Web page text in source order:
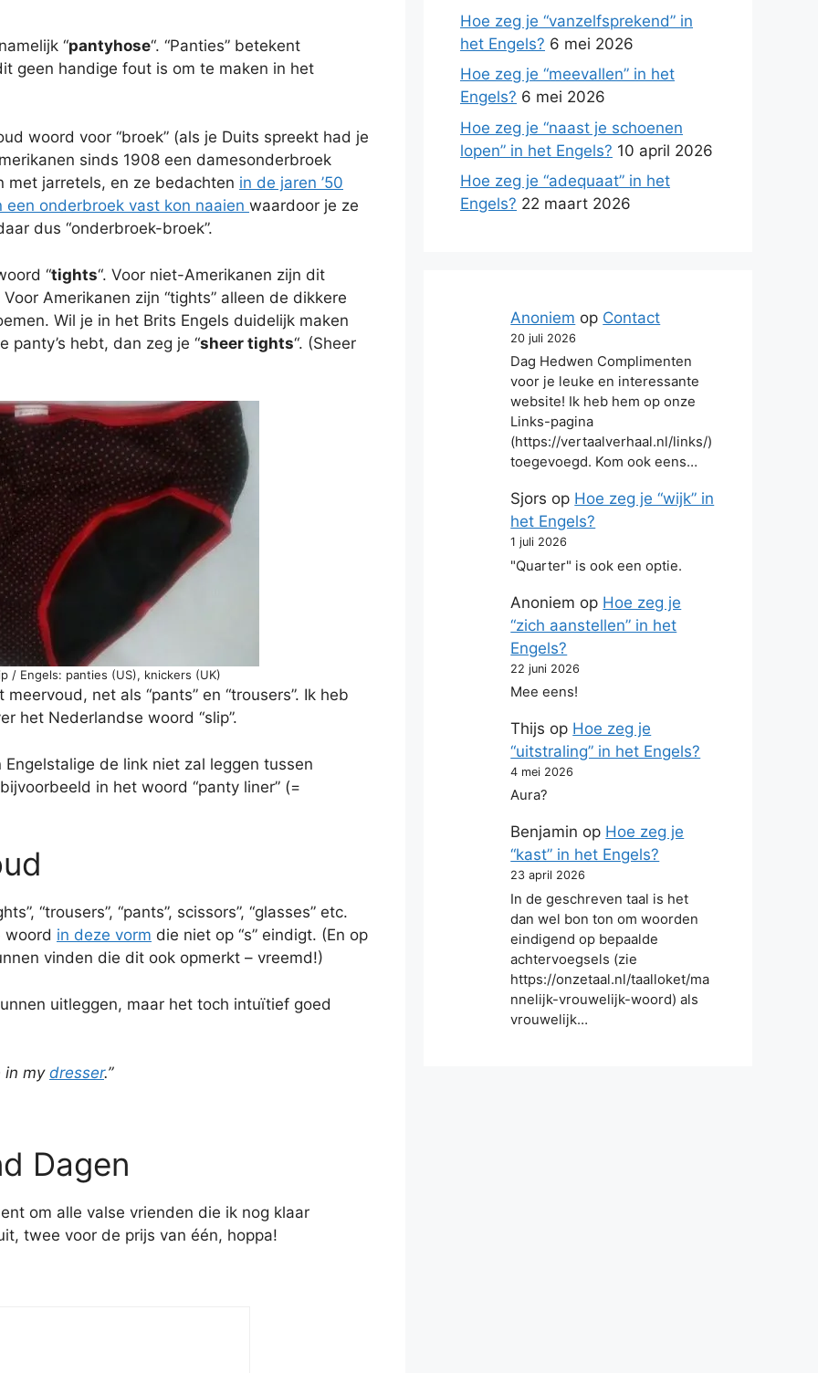
“pantyhose“. “Panties” betekent
geen handige fout is om te maken in het
woord voor “broek” (als je Duits spreekt had je
sinds 1908 een damesonderbroek
met jarretels, en ze bedachten in de jaren ’50
onderbroek vast kon naaien waardoor je ze
dus “onderbroek-broek”.
“tights“. Voor niet-Amerikanen zijn dit
Amerikanen zijn “tights” alleen de dikkere
Wil je in het Brits Engels duidelijk maken
hebt, dan zeg je “sheer tights“. (Sheer
/ Engels: panties (US), knickers (UK)
net als “pants” en “trousers”. Ik heb
het Nederlandse woord “slip”.
de link niet zal leggen tussen
in het woord “panty liner” (=
“trousers”, “pants”, scissors”, “glasses” etc.
woord in deze vorm die niet op “s” eindigt. (En op
vinden die dit ook opmerkt – vreemd!)
uitleggen, maar het toch intuïtief goed
in my dresser.”
Dagen
om alle valse vrienden die ik nog klaar
twee voor de prijs van één, hoppa!
Hoe zeg je “vanzelfsprekend” in
het Engels? 6 mei 2026
Hoe zeg je “meevallen” in het
Engels? 6 mei 2026
Hoe zeg je “naast je schoenen
lopen” in het Engels? 10 april 2026
Hoe zeg je “adequaat” in het
Engels? 22 maart 2026
Anoniem op Contact
20 juli 2026
Dag Hedwen Complimenten
voor je leuke en interessante
website! Ik heb hem op onze
Links-pagina
(https://vertaalverhaal.nl/links/)
toegevoegd. Kom ook eens…
Sjors op Hoe zeg je “wijk” in
het Engels?
1 juli 2026
"Quarter" is ook een optie.
Anoniem op Hoe zeg je
“zich aanstellen” in het
Engels?
22 juni 2026
Mee eens!
Thijs op Hoe zeg je
“uitstraling” in het Engels?
4 mei 2026
Aura?
Benjamin op Hoe zeg je
“kast” in het Engels?
23 april 2026
In de geschreven taal is het
dan wel bon ton om woorden
eindigend op bepaalde
achtervoegsels (zie
https://onzetaal.nl/taalloket/ma
nnelijk-vrouwelijk-woord) als
vrouwelijk…